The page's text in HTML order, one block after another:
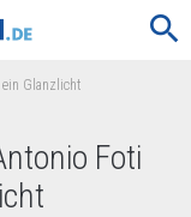
search
Glanzlicht
Foti